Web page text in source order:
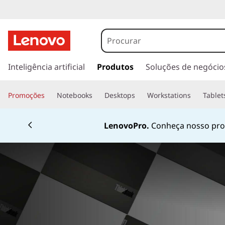
a
a
r
a
t
Inteligência artificial Produtos Soluções de
Promoções Notebooks Desktops Workstations
Fale conosco pelo